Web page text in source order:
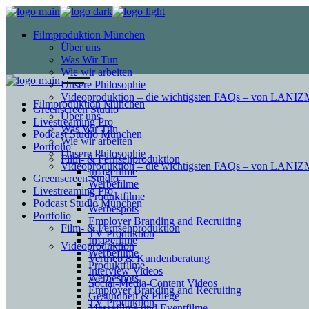
Filmproduktion München
Über uns
Was Wir Tun
Wie wir arbeiten
Unsere Philosophie
Videoproduktion – die wichtigsten FAQs – von
Greenscreen Studio
Livestreaming Pro
Podcast Studio München
Portfolio
Film- & Fernsehproduktion
Imagefilme
Werbefilme
Produktfilme
Werbespots
Employer Branding and Recruiting
TV Produktion
Videoproduktion
Vertrieb & Kundenberatung
Interview Videos
Social-Media-Content Videos
Gesundheit & Pflege
Filmproduktion München
Über uns
Was Wir Tun
Wie wir arbeiten
Unsere Philosophie
Videoproduktion – die wichtigsten FAQs – von
Greenscreen Studio
Livestreaming Pro
Podcast Studio München
Portfolio
Film- & Fernsehproduktion
Imagefilme
Werbefilme
Produktfilme
Werbespots
Employer Branding and Recruiting
TV Produktion